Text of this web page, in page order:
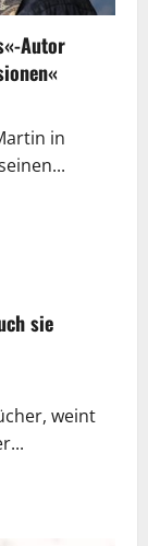
Autor
in
sie
weint